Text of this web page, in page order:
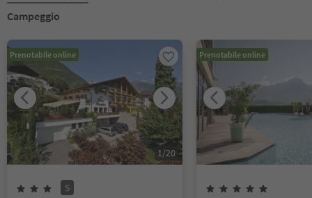
Campeggio
Prenotabile online
1/20
S
Prenotabile online